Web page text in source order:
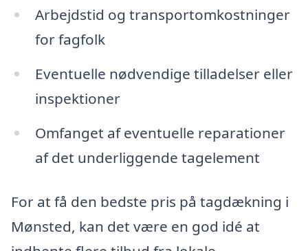
Arbejdstid og transportomkostninger
for fagfolk
Eventuelle nødvendige tilladelser eller
inspektioner
Omfanget af eventuelle reparationer
af det underliggende tagelement
For at få den bedste pris på tagdækning i
Mønsted, kan det være en god idé at